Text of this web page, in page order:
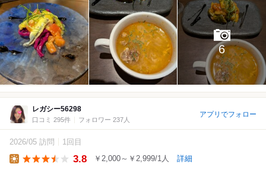
6
レガシー56298
口コミ 295件 フォロワー 237人
アプリでフォロー
2026/05 訪問 1回目
3.8 ￥2,000～￥2,999/1人 詳細